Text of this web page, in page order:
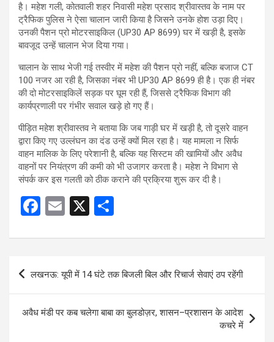
है। महेश गली, कोतवाली शहर निवासी महेश प्रसाद श्रीवास्तव के नाम पर
ट्रैफिक पुलिस ने ऐसा चालान जारी किया है जिसने उनके होश उड़ा दिए।
उनकी पैशन प्रो मोटरसाइकिल (UP30 AP 8699) घर में खड़ी है, इसके
बावजूद उन्हें चालान भेज दिया गया।
चालान के साथ भेजी गई तस्वीर में महेश की पैशन प्रो नहीं, बल्कि बजाज CT
100 नजर आ रही है, जिसका नंबर भी UP30 AP 8699 ही है। एक ही नंबर
की दो मोटरसाइकिलें सड़क पर घूम रही हैं, जिससे ट्रैफिक विभाग की
कार्यप्रणाली पर गंभीर सवाल खड़े हो गए हैं।
पीड़ित महेश श्रीवास्तव ने बताया कि जब गाड़ी घर में खड़ी है, तो दूसरे वाहन
द्वारा किए गए उल्लंघन का दंड उन्हें क्यों मिल रहा है। यह मामला न सिर्फ
वाहन मालिक के लिए परेशानी है, बल्कि यह सिस्टम की खामियों और अवैध
वाहनों पर नियंत्रण की कमी को भी उजागर करता है। महेश ने विभाग से
संपर्क कर इस गलती को ठीक कराने की प्रक्रिया शुरू कर दी है।
F
ce
o
o
k
E
ail
X
ar
e
Post
navigation
लखनऊ: यूपी में 14 घंटे तक बिजली बिल और रिचार्ज सेवाएं ठप रहेंगी
अवैध मंडी पर कब चलेगा बाबा का बुलडोज़र, शासन–प्रशासन के आदेश
कचरे में